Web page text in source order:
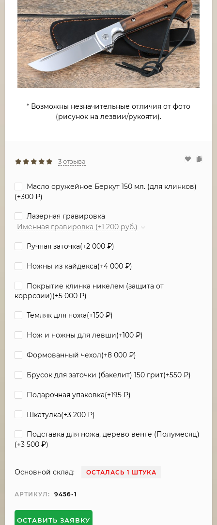
* Возможны незначительные отличия от фото
(рисунок на лезвии/рукояти).
3 отзыва
Масло оружейное Беркут 150 мл. (для клинков)
(+300 ₽)
Лазерная гравировка
Именная гравировка (+1 200 руб.)
Ручная заточка(+2 000 ₽)
Ножны из кайдекса(+4 000 ₽)
Покрытие клинка никелем (защита от
коррозии)(+5 000 ₽)
Темляк для ножа(+150 ₽)
Нож и ножны для левши(+100 ₽)
Формованный чехол(+8 000 ₽)
Брусок для заточки (бакелит) 150 грит(+550 ₽)
Подарочная упаковка(+195 ₽)
Шкатулка(+3 200 ₽)
Подставка для ножа, дерево венге (Полумесяц)
(+3 500 ₽)
Основной склад: ОСТАЛАСЬ 1 ШТУКА
АРТИКУЛ: 9456-1
ОСТАВИТЬ ЗАЯВКУ